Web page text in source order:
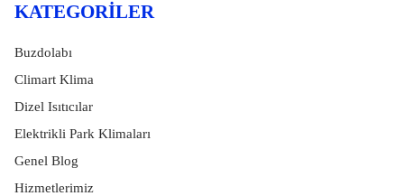
KATEGORILER
Buzdolabı
Climart Klima
Dizel Isıtıcılar
Elektrikli Park Klimaları
Genel Blog
Hizmetlerimiz